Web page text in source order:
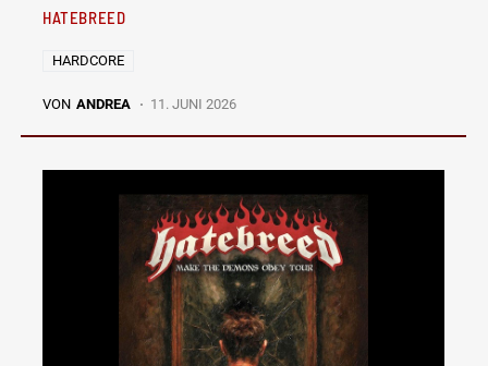
HATEBREED
HARDCORE
VON ANDREA 11. JUNI 2026